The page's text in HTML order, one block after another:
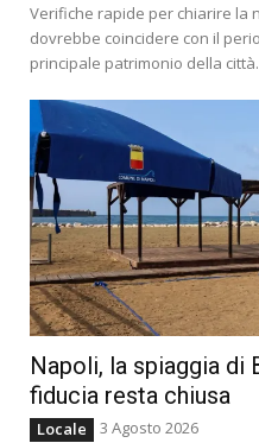
Verifiche rapide per chiarire la
dovrebbe coincidere con il
principale patrimonio della
Napoli, la spiaggia di
fiducia resta chiusa
Locale 3 Agosto 2026